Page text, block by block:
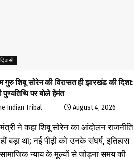
गुरु शिबू सोरेन की विरासत ही झारखंड की दिशा:
पुण्यतिथि पर बोले हेमंत
Indian Tribal August 4, 2026
ने कहा शिबू सोरेन का आंदोलन राजनीति
बड़ा था; नई पीढ़ी को उनके संघर्ष, इतिहास
न्याय के मूल्यों से जोड़ना समय की